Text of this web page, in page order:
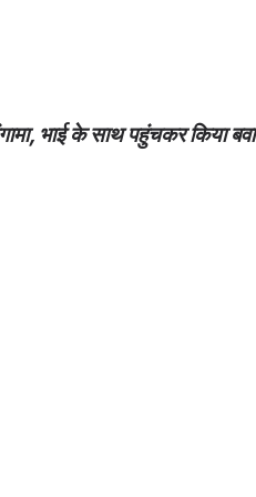
भाई के साथ पहुंचकर किया